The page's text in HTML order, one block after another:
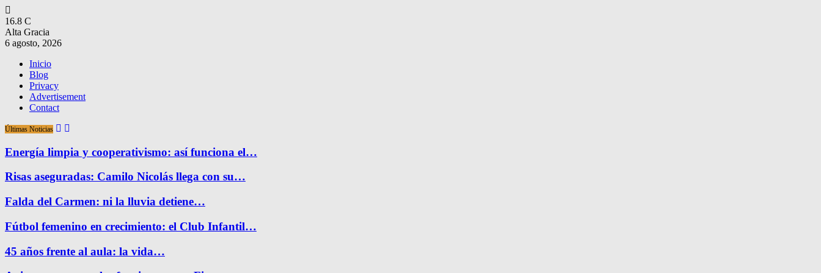
16.8 C
Alta Gracia
6 agosto, 2026
Inicio
Blog
Privacy
Advertisement
Contact
Últimas Noticias
Energía limpia y cooperativismo: así funciona el…
Risas aseguradas: Camilo Nicolás llega con su…
Falda del Carmen: ni la lluvia detiene…
Fútbol femenino en crecimiento: el Club Infantil…
45 años frente al aula: la vida…